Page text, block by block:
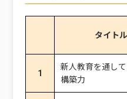
タイト
1
新人教育を通し
構築力